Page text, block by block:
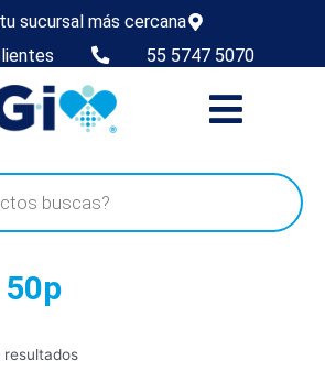
sucursal más cercana
55 5747 5070
resultados